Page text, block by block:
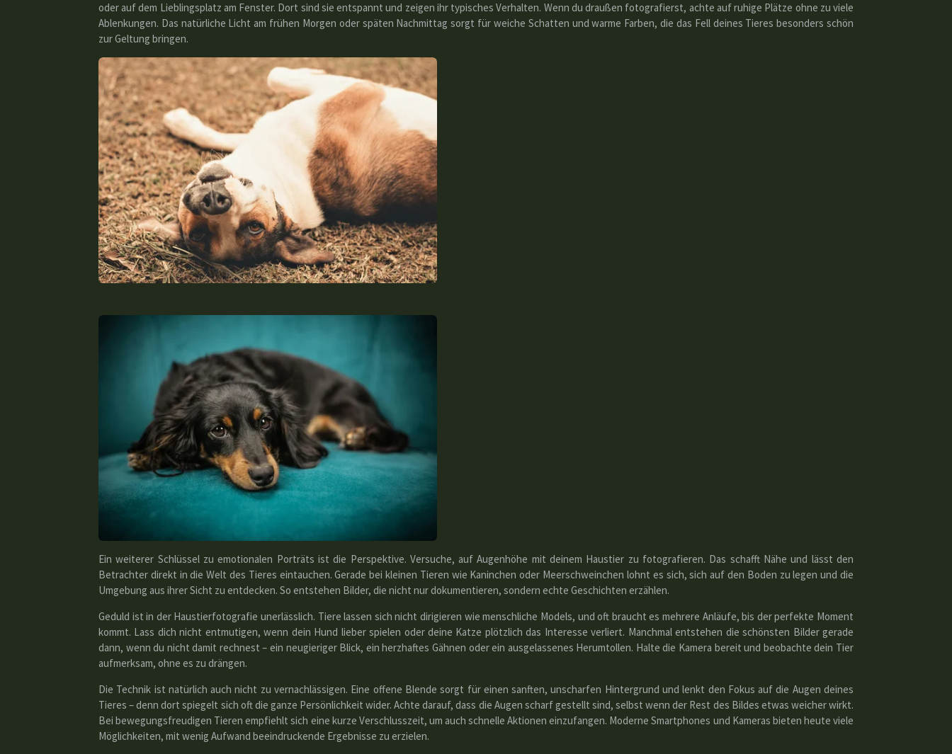
oder auf dem Lieblingsplatz am Fenster. Dort sind sie entspannt und zeigen ihr typisches Verhalten. Wenn du draußen fotografierst, achte auf ruhige Plätze ohne zu viele
Ablenkungen. Das natürliche Licht am frühen Morgen oder späten Nachmittag sorgt für weiche Schatten und warme Farben, die das Fell deines Tieres besonders schön
zur Geltung bringen.
Ein weiterer Schlüssel zu emotionalen Porträts ist die Perspektive. Versuche, auf Augenhöhe mit deinem Haustier zu fotografieren. Das schafft Nähe und lässt den
Betrachter direkt in die Welt des Tieres eintauchen. Gerade bei kleinen Tieren wie Kaninchen oder Meerschweinchen lohnt es sich, sich auf den Boden zu legen und die
Umgebung aus ihrer Sicht zu entdecken. So entstehen Bilder, die nicht nur dokumentieren, sondern echte Geschichten erzählen.
Geduld ist in der Haustierfotografie unerlässlich. Tiere lassen sich nicht dirigieren wie menschliche Models, und oft braucht es mehrere Anläufe, bis der perfekte Moment
kommt. Lass dich nicht entmutigen, wenn dein Hund lieber spielen oder deine Katze plötzlich das Interesse verliert. Manchmal entstehen die schönsten Bilder gerade
dann, wenn du nicht damit rechnest – ein neugieriger Blick, ein herzhaftes Gähnen oder ein ausgelassenes Herumtollen. Halte die Kamera bereit und beobachte dein Tier
aufmerksam, ohne es zu drängen.
Die Technik ist natürlich auch nicht zu vernachlässigen. Eine offene Blende sorgt für einen sanften, unscharfen Hintergrund und lenkt den Fokus auf die Augen deines
Tieres – denn dort spiegelt sich oft die ganze Persönlichkeit wider. Achte darauf, dass die Augen scharf gestellt sind, selbst wenn der Rest des Bildes etwas weicher wirkt.
Bei bewegungsfreudigen Tieren empfiehlt sich eine kurze Verschlusszeit, um auch schnelle Aktionen einzufangen. Moderne Smartphones und Kameras bieten heute viele
Möglichkeiten, mit wenig Aufwand beeindruckende Ergebnisse zu erzielen.